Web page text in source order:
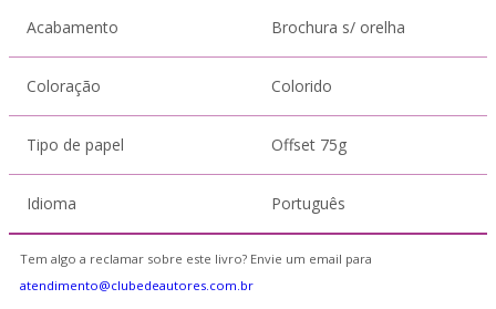
Acabamento Brochura s/ orelha
Coloração Colorido
Tipo de papel Offset 75g
Idioma Português
Tem algo a reclamar sobre este livro? Envie um email para
atendimento@clubedeautores.com.br